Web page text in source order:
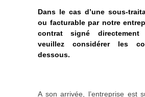
Dans le cas d’une sous-
ou facturable par notre
contrat signé directement
veuillez considérer les
dessous.
A son arrivée, l’entreprise est